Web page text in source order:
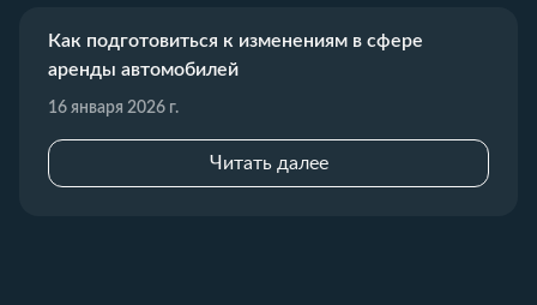
Как подготовиться к изменениям в сфере
аренды автомобилей
16 января 2026 г.
Читать далее